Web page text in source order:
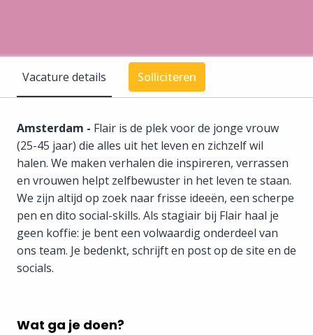
Vacature details Solliciteren
Amsterdam - Flair is de plek voor de jonge vrouw
(25-45 jaar) die alles uit het leven en zichzelf wil
halen. We maken verhalen die inspireren, verrassen
en vrouwen helpt zelfbewuster in het leven te staan.
We zijn altijd op zoek naar frisse ideeën, een scherpe
pen en dito social-skills. Als stagiair bij Flair haal je
geen koffie: je bent een volwaardig onderdeel van
ons team. Je bedenkt, schrijft en post op de site en de
socials.
Wat ga je doen?